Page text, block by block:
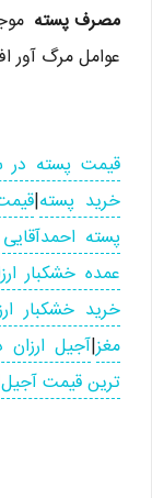
مصرف پسته
عوامل مرگ آور
قیمت پسته در
خرید پسته|
پسته
عمده خشکبار
خرید خشکبار
مغز|آجیل ارزان
ترین قیمت آجیل